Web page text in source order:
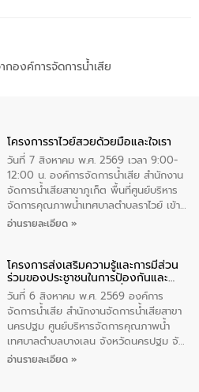
กองค์การจัดการน้ำเสีย
โครงการราไวย์สวยด้วยมือและใจเรา
วันที่ 7 สิงหาคม พ.ศ. 2569 เวลา 9:00-
12:00 น. องค์การจัดการน้ำเสีย สำนักงาน
จัดการน้ำเสียสาขาภูเก็ต พื้นที่ศูนย์บริหาร
จัดการคุณภาพน้ำเทศบาลตำบลราไวย์ เข้า
ร่วมโครงการราไวย์สวยด้วยมือและใจเรา
ประชาชน ตัวแทนจากโรงแรมต่างๆ ในเขต
เทศบาลตำบลราไวย์ ศูนย์บริหารจัดการ
คุณภาพน้ำเทศบาลตำบลราไวย์ นำโดยนาย
น้อย แก้วเศษ ผู้จัดการสำนักงานจัดการน้ำ
เสียสาขาภูเก็ต พร้อมด้วยเจ้าหน้าที่ จำนวน
5 คน ร่วมทำกิจกรรม ทำความสะอาด
ชายหาดและแหล่งท่องเที่ยว ณ บริเวณ
อ่านรายละเอียด »
โครงการส่งเสริมความรู้และการมีส่วน
ร่วมของประชาชนในการป้องกันและ
แก้ไขปัญหาน้ำเสียอย่างยั่งยืน
วันที่ 6 สิงหาคม พ.ศ. 2569 องค์การ
จัดการน้ำเสีย สำนักงานจัดการน้ำเสียสาขา
นครปฐม ศูนย์บริหารจัดการคุณภาพน้ำ
เทศบาลตำบลบางเลน จังหวัดนครปฐม จัด
กิจกรรมภายใต้โครงการส่งเสริมความรู้และ
อ่านรายละเอียด »